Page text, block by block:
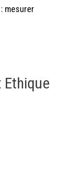
mesurer
Ethique